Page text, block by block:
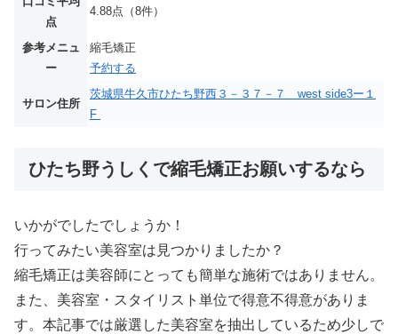
点
4.88点（8件）
参考メニュ
ー
縮毛矯正
予約する
サロン住所
茨城県牛久市ひたち野西３－３７－７ west side3ー１
F
ひたち野うしくで縮毛矯正お願いするなら
いかがでしたでしょうか！
行ってみたい美容室は見つかりましたか？
縮毛矯正は美容師にとっても簡単な施術ではありません。
また、美容室・スタイリスト単位で得意不得意がありま
す。本記事では厳選した美容室を抽出しているため少しで